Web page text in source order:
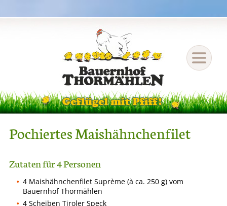
Pochiertes Maishähnchenfilet
Zutaten für 4 Personen
4 Maishähnchenfilet Suprème (à ca. 250 g) vom
Bauernhof Thormählen
4 Scheiben Tiroler Speck